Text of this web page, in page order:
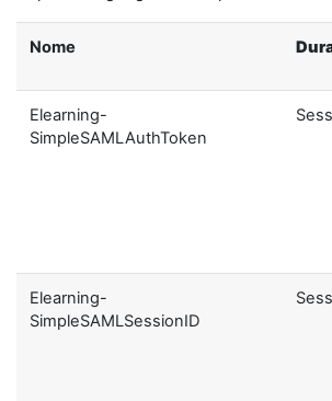
Nome
Elearning-
SimpleSAMLAuthToken
Elearning-
SimpleSAMLSessionID